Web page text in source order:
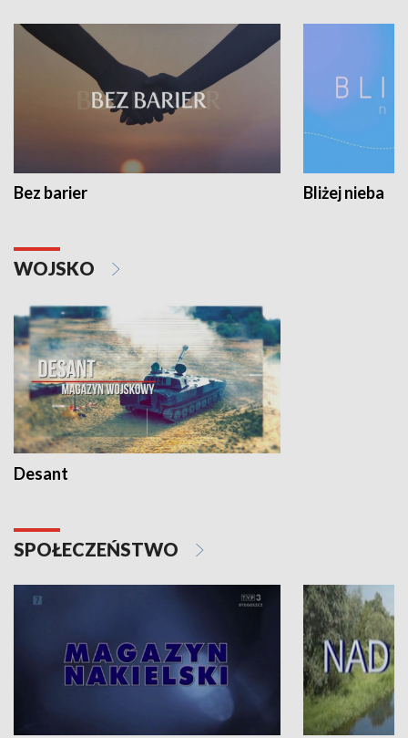
Bez barier Bliżej nieba
WOJSKO
Desant
SPOŁECZEŃSTWO